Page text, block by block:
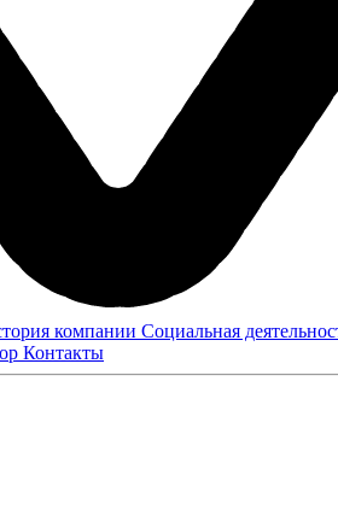
компании Социальная
Контакты
20
08:00-18:00